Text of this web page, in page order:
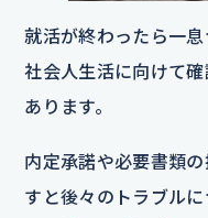
就活が終わったら一息
社会人生活に向けて
あります。
内定承諾や必要書類
すと後々のトラブル